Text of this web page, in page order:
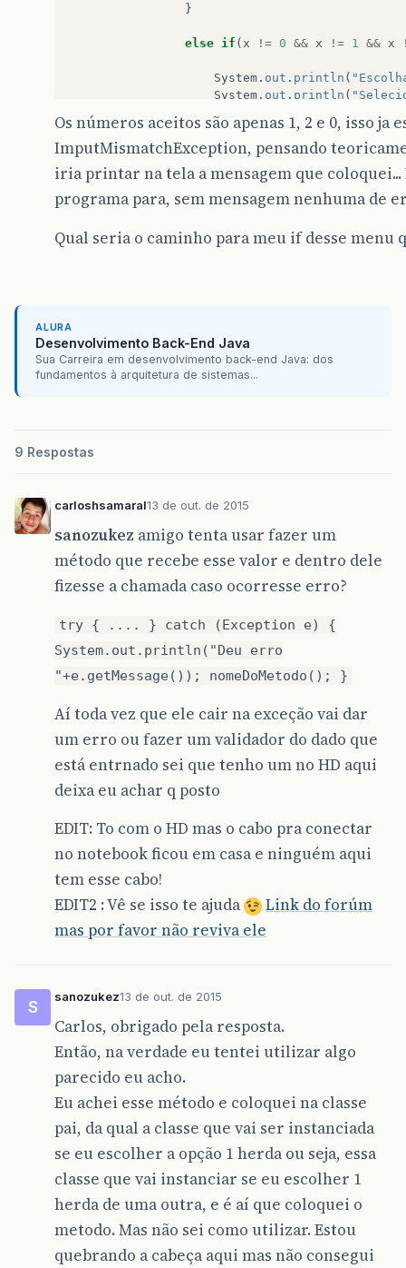
}
else if ( x != 0 && x != 1 && x
System . out . println (
System . out . println (
System.out .println ("Digite
System.out.println("Digite
}while(true);
}
Os números aceitos são apenas 1, 2 e 0, isso
ImputMismatchException, pensando
iria printar na tela a mensagem que
programa para, sem mensagem nenhuma de
Qual seria o caminho para meu if desse
ALURA
Desenvolvimento Back-End Java
Sua Carreira em desenvolvimento back-end Java: dos
fundamentos à arquitetura de sistemas...
9 Respostas
carloshsamaral13 de out. de 2015
sanozukez amigo tenta usar fazer um
método que recebe esse valor e dentro dele
fizesse a chamada caso ocorresse erro?
try { .... } catch (Exception e) {
System.out.println("Deu erro
"+e.getMessage()); nomeDoMetodo(); }
Aí toda vez que ele cair na exceção vai dar
um erro ou fazer um validador do dado que
está entrnado sei que tenho um no HD aqui
deixa eu achar q posto
EDIT: To com o HD mas o cabo pra conectar
no notebook ficou em casa e ninguém aqui
tem esse cabo!
EDIT2 : Vê se isso te ajuda
Link do forúm
mas por favor não reviva ele
S
sanozukez13 de out. de 2015
Carlos, obrigado pela resposta.
Então, na verdade eu tentei utilizar algo
parecido eu acho.
Eu achei esse método e coloquei na classe
pai, da qual a classe que vai ser instanciada
se eu escolher a opção 1 herda ou seja, essa
classe que vai instanciar se eu escolher 1
herda de uma outra, e é aí que coloquei o
metodo. Mas não sei como utilizar. Estou
quebrando a cabeça aqui mas não consegui